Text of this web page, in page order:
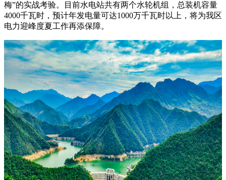
梅”的实战考验。目前水电站共有两个水轮机组，总装机容量
4000千瓦时，预计年发电量可达1000万千瓦时以上，将为我区
电力迎峰度夏工作再添保障。